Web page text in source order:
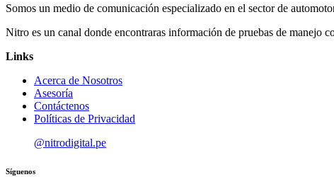
Somos un medio de comunicación especializado en el sector de
Nitro es un canal donde encontraras información de pruebas de manejo
Links
Acerca de Nosotros
Asesoría
Contáctenos
Políticas de Privacidad
@nitrodigital.pe
Síguenos